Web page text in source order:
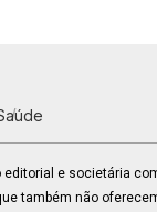
e societária com
também não